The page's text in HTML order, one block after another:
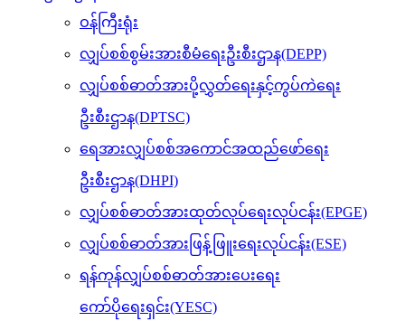
ဝန်ကြီးရုံး
လျှပ်စစ်စွမ်းအားစီမံရေးဦးစီးဌာန(DEPP)
လျှပ်စစ်ဓာတ်အားပို့လွှတ်ရေးနှင့်ကွပ်ကဲရေး
ဦးစီးဌာန(DPTSC)
ရေအားလျှပ်စစ်အကောင်အထည်ဖော်ရေး
ဦးစီးဌာန(DHPI)
လျှပ်စစ်ဓာတ်အားထုတ်လုပ်ရေးလုပ်ငန်း(EPGE)
လျှပ်စစ်ဓာတ်အားဖြန့်ဖြူးရေးလုပ်ငန်း(ESE)
ရန်ကုန်လျှပ်စစ်ဓာတ်အားပေးရေး
ကော်ပိုရေးရှင်း(YESC)